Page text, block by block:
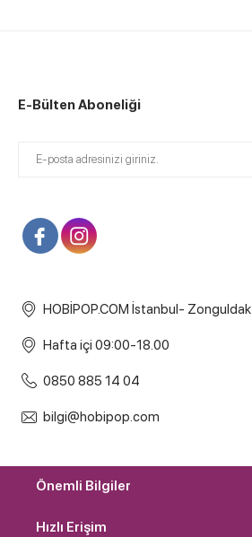
E-Bülten Aboneliği
HOBİPOP.COM İstanbul- Zonguldak
Hafta içi 09:00-18.00
0850 885 14 04
bilgi@hobipop.com
Önemli Bilgiler
Hızlı Erişim